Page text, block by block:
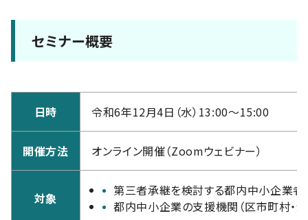
セミナー概要
日時 令和6年12月4日（水）13:00～15:00
開催方法 オンライン開催（Zoomウェビナー）
対象
第三者承継を検討する都内中小企業者
都内中小企業の支援機関（区市町村・